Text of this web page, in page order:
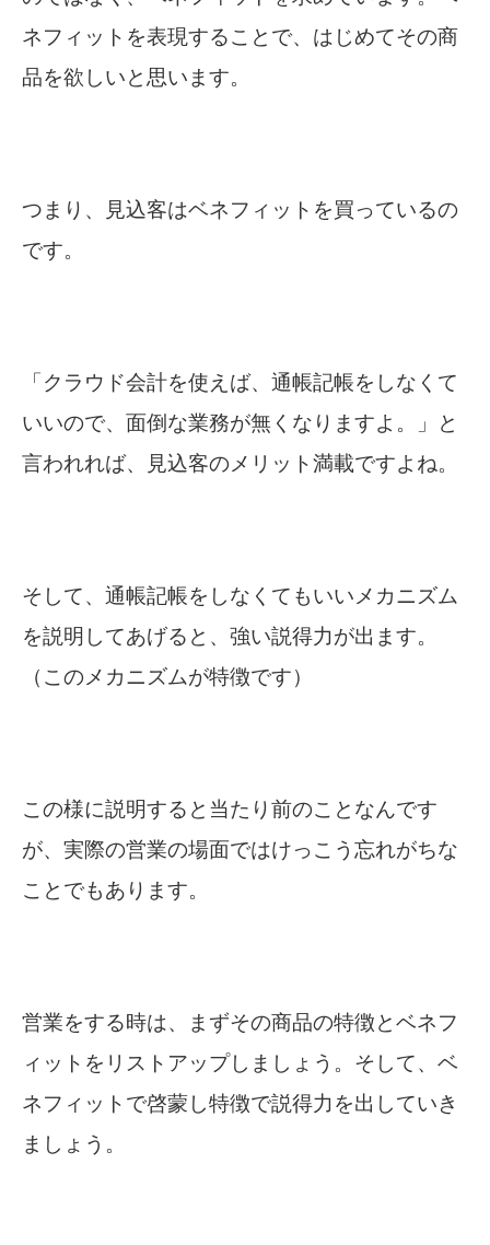
ネフィットを表現することで、はじめてその商
品を欲しいと思います。
つまり、見込客はベネフィットを買っているの
です。
「クラウド会計を使えば、通帳記帳をしなくて
いいので、面倒な業務が無くなりますよ。」と
言われれば、見込客のメリット満載ですよね。
そして、通帳記帳をしなくてもいいメカニズム
を説明してあげると、強い説得力が出ます。
（このメカニズムが特徴です）
この様に説明すると当たり前のことなんです
が、実際の営業の場面ではけっこう忘れがちな
ことでもあります。
営業をする時は、まずその商品の特徴とベネフ
ィットをリストアップしましょう。そして、ベ
ネフィットで啓蒙し特徴で説得力を出していき
ましょう。